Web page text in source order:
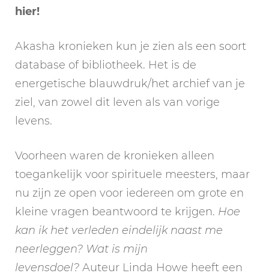
hier!
Akasha kronieken kun je zien als een soort
database of bibliotheek. Het is de
energetische blauwdruk/het archief van je
ziel, van zowel dit leven als van vorige
levens.
Voorheen waren de kronieken alleen
toegankelijk voor spirituele meesters, maar
nu zijn ze open voor iedereen om grote en
kleine vragen beantwoord te krijgen. Hoe
kan ik het verleden eindelijk naast me
neerleggen? Wat is mijn
levensdoel? Auteur Linda Howe heeft een